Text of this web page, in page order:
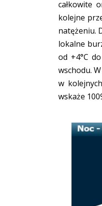
całkowite
kolejne
natężeniu.
lokalne
od +4°C
wschodu.
w
wskaże